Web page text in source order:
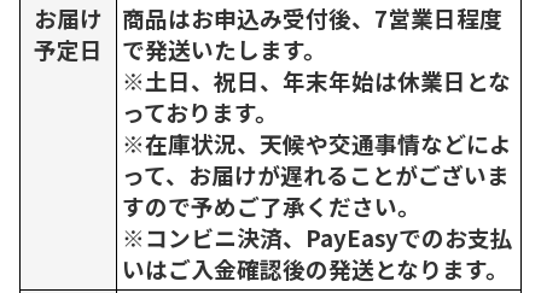
お届け
予定日
商品はお申込み受付後、7営業日程度
で発送いたします。
※土日、祝日、年末年始は休業日とな
っております。
※在庫状況、天候や交通事情などによ
って、お届けが遅れることがございま
すので予めご了承ください。
※コンビニ決済、PayEasyでのお支払
いはご入金確認後の発送となります。